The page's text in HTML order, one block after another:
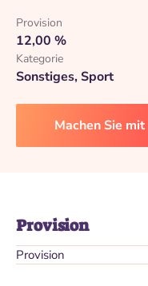
Provision
12,00 %
Kategorie
Sonstiges, Sport
Machen Sie mit
Provision
Provision